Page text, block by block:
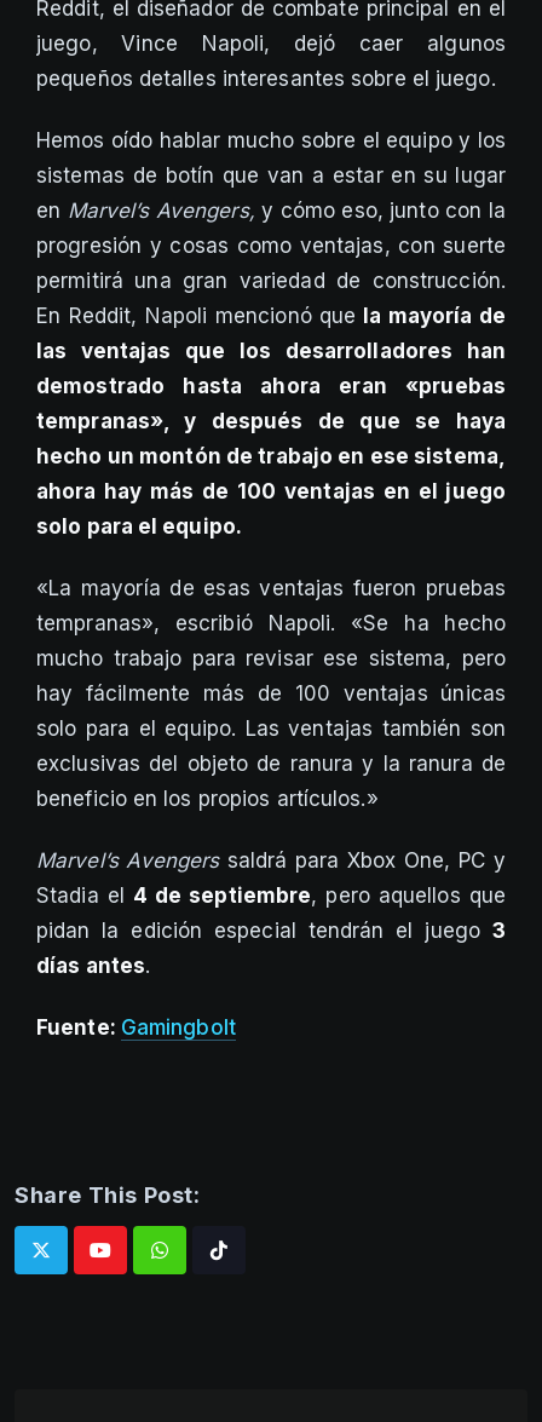
Reddit, el diseñador de combate principal en el
juego, Vince Napoli, dejó caer algunos
pequeños detalles interesantes sobre el juego.
Hemos oído hablar mucho sobre el equipo y los
sistemas de botín que van a estar en su lugar
en Marvel’s Avengers,y cómo eso, junto con la
progresión y cosas como ventajas, con suerte
permitirá una gran variedad de construcción.
En Reddit, Napoli mencionó que la mayoría de
las ventajas que los desarrolladores han
demostrado hasta ahora eran «pruebas
tempranas», y después de que se haya
hecho un montón de trabajo en ese sistema,
ahora hay más de 100 ventajas en el juego
solo para el equipo.
«La mayoría de esas ventajas fueron pruebas
tempranas», escribió Napoli. «Se ha hecho
mucho trabajo para revisar ese sistema, pero
hay fácilmente más de 100 ventajas únicas
solo para el equipo. Las ventajas también son
exclusivas del objeto de ranura y la ranura de
beneficio en los propios artículos.»
Marvel’s Avengers saldrá para Xbox One, PC y
Stadia el 4 de septiembre, pero aquellos que
pidan la edición especial tendrán el juego 3
días antes.
Fuente: Gamingbolt
Share This Post:
WhatsappTiktok